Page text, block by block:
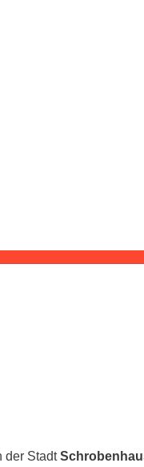
der Stadt